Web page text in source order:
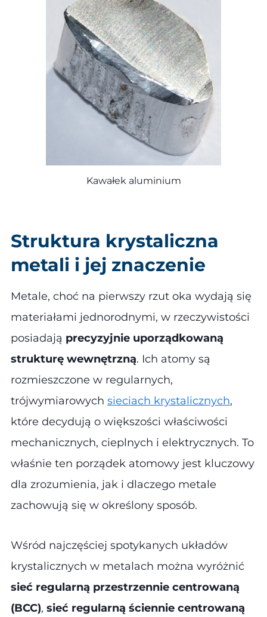
Kawałek aluminium
Struktura krystaliczna
metali i jej znaczenie
Metale, choć na pierwszy rzut oka wydają się
materiałami jednorodnymi, w rzeczywistości
posiadają precyzyjnie uporządkowaną
strukturę wewnętrzną. Ich atomy są
rozmieszczone w regularnych,
trójwymiarowych sieciach krystalicznych,
które decydują o większości właściwości
mechanicznych, cieplnych i elektrycznych. To
właśnie ten porządek atomowy jest kluczowy
dla zrozumienia, jak i dlaczego metale
zachowują się w określony sposób.
Wśród najczęściej spotykanych układów
krystalicznych w metalach można wyróżnić
sieć regularną przestrzennie centrowaną
(BCC), sieć regularną ściennie centrowaną